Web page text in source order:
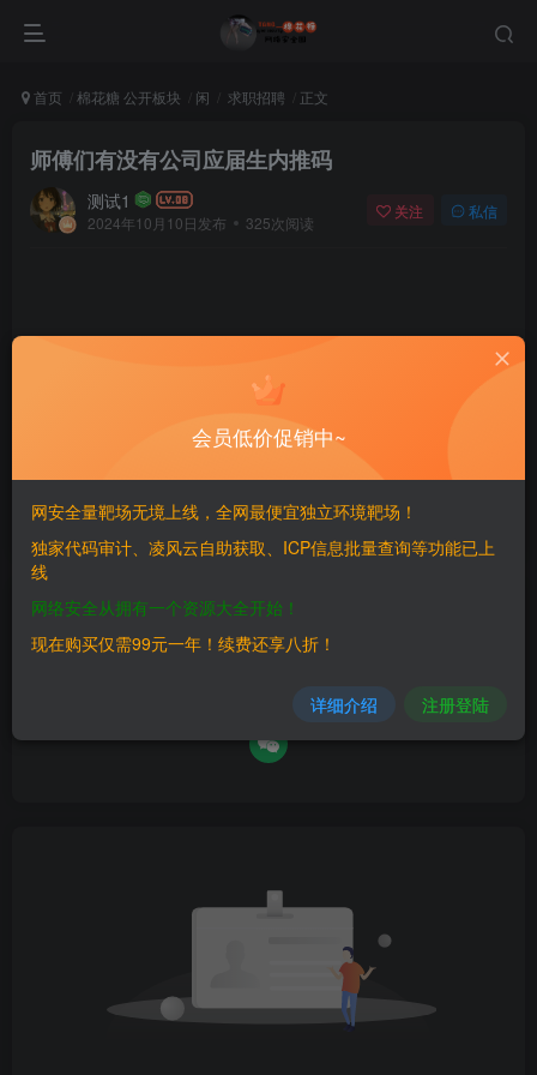
首页 棉花糖 公开板块 闲 求职招聘 正文
师傅们有没有公司应届生内推码
测试1
2024年10月10日发布 325次阅读
关注 私信
评分
欢迎为Ta评分
请登录后发表评论
会员低价促销中~
网安全量靶场无境上线，全网最便宜独立环境靶场！
独家代码审计、凌风云自助获取、ICP信息批量查询等功能已上
线
网络安全从拥有一个资源大全开始！
现在购买仅需99元一年！续费还享八折！
详细介绍 注册登陆